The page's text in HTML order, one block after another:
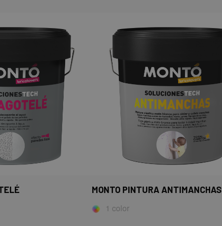
MONTO PINTURA ANTIMANCHAS
1 color